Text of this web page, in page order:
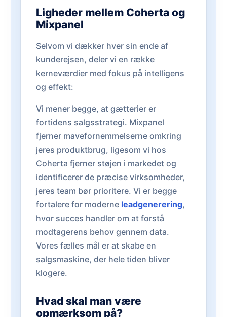
Ligheder mellem Coherta og
Mixpanel
Selvom vi dækker hver sin ende af
kunderejsen, deler vi en række
kerneværdier med fokus på intelligens
og effekt:
Vi mener begge, at gætterier er
fortidens salgsstrategi. Mixpanel
fjerner mavefornemmelserne omkring
jeres produktbrug, ligesom vi hos
Coherta fjerner støjen i markedet og
identificerer de præcise virksomheder,
jeres team bør prioritere. Vi er begge
fortalere for moderne leadgenerering,
hvor succes handler om at forstå
modtagerens behov gennem data.
Vores fælles mål er at skabe en
salgsmaskine, der hele tiden bliver
klogere.
Hvad skal man være
opmærksom på?